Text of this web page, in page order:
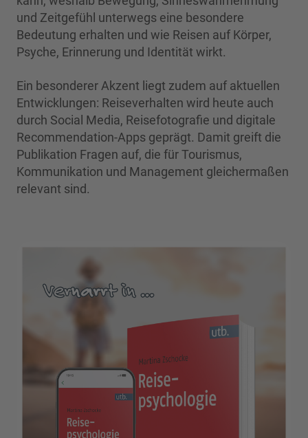
und Zeitgefühl unterwegs eine besondere
Bedeutung erhalten und wie Reisen auf Körper,
Psyche, Erinnerung und Identität wirkt.
Ein besonderer Akzent liegt zudem auf aktuellen
Entwicklungen: Reiseverhalten wird heute auch
durch Social Media, Reisefotografie und digitale
Recommendation-Apps geprägt. Damit greift die
Publikation Fragen auf, die für Tourismus,
Kommunikation und Management gleichermaßen
relevant sind.